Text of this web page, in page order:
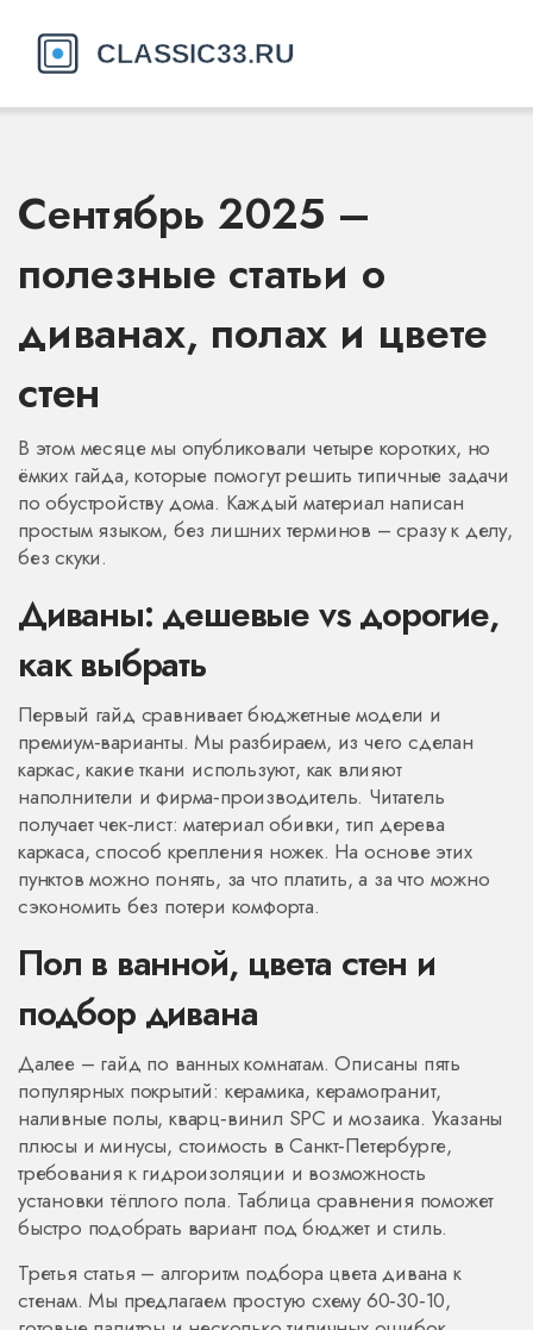
Сентябрь 2025 –
полезные статьи о
диванах, полах и цвете
стен
В этом месяце мы опубликовали четыре коротких, но
ёмких гайда, которые помогут решить типичные задачи
по обустройству дома. Каждый материал написан
простым языком, без лишних терминов – сразу к делу,
без скуки.
Диваны: дешевые vs дорогие,
как выбрать
Первый гайд сравнивает бюджетные модели и
премиум‑варианты. Мы разбираем, из чего сделан
каркас, какие ткани используют, как влияют
наполнители и фирма‑производитель. Читатель
получает чек‑лист: материал обивки, тип дерева
каркаса, способ крепления ножек. На основе этих
пунктов можно понять, за что платить, а за что можно
сэкономить без потери комфорта.
Пол в ванной, цвета стен и
подбор дивана
Далее – гайд по ванных комнатам. Описаны пять
популярных покрытий: керамика, керамогранит,
наливные полы, кварц‑винил SPC и мозаика. Указаны
плюсы и минусы, стоимость в Санкт‑Петербурге,
требования к гидроизоляции и возможность
установки тёплого пола. Таблица сравнения поможет
быстро подобрать вариант под бюджет и стиль.
Третья статья – алгоритм подбора цвета дивана к
стенам. Мы предлагаем простую схему 60‑30‑10,